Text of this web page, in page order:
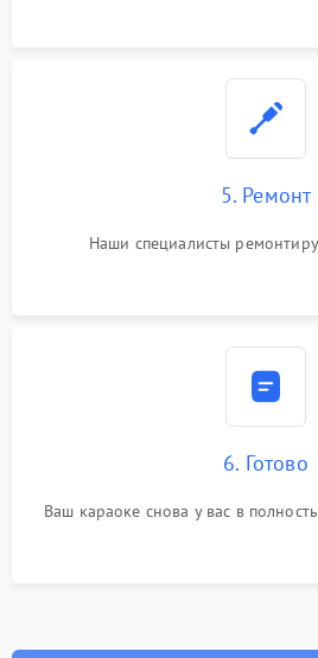
5. Ремонт
Наши специалисты
6. Готово
Ваш караоке снова у вас в